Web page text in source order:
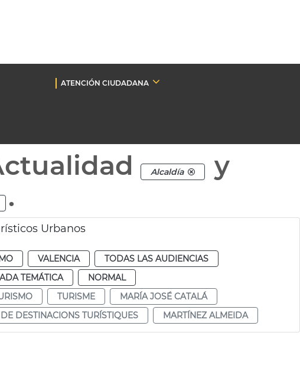
ATENCIÓN CIUDADANA
Alcaldía
y
.
Urbanos
VALENCIA
TODAS LAS AUDIENCIAS
TEMÁTICA
NORMAL
TURISME
MARÍA JOSÉ CATALÁ
DESTINACIONS TURÍSTIQUES MARTÍNEZ ALMEIDA